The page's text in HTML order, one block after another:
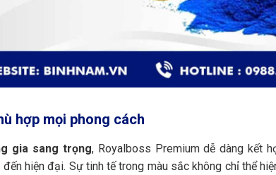
hợp mọi phong cách
gia sang trọng, Royalboss Premium dễ dàng kết
hiện đại. Sự tinh tế trong màu sắc không chỉ thể